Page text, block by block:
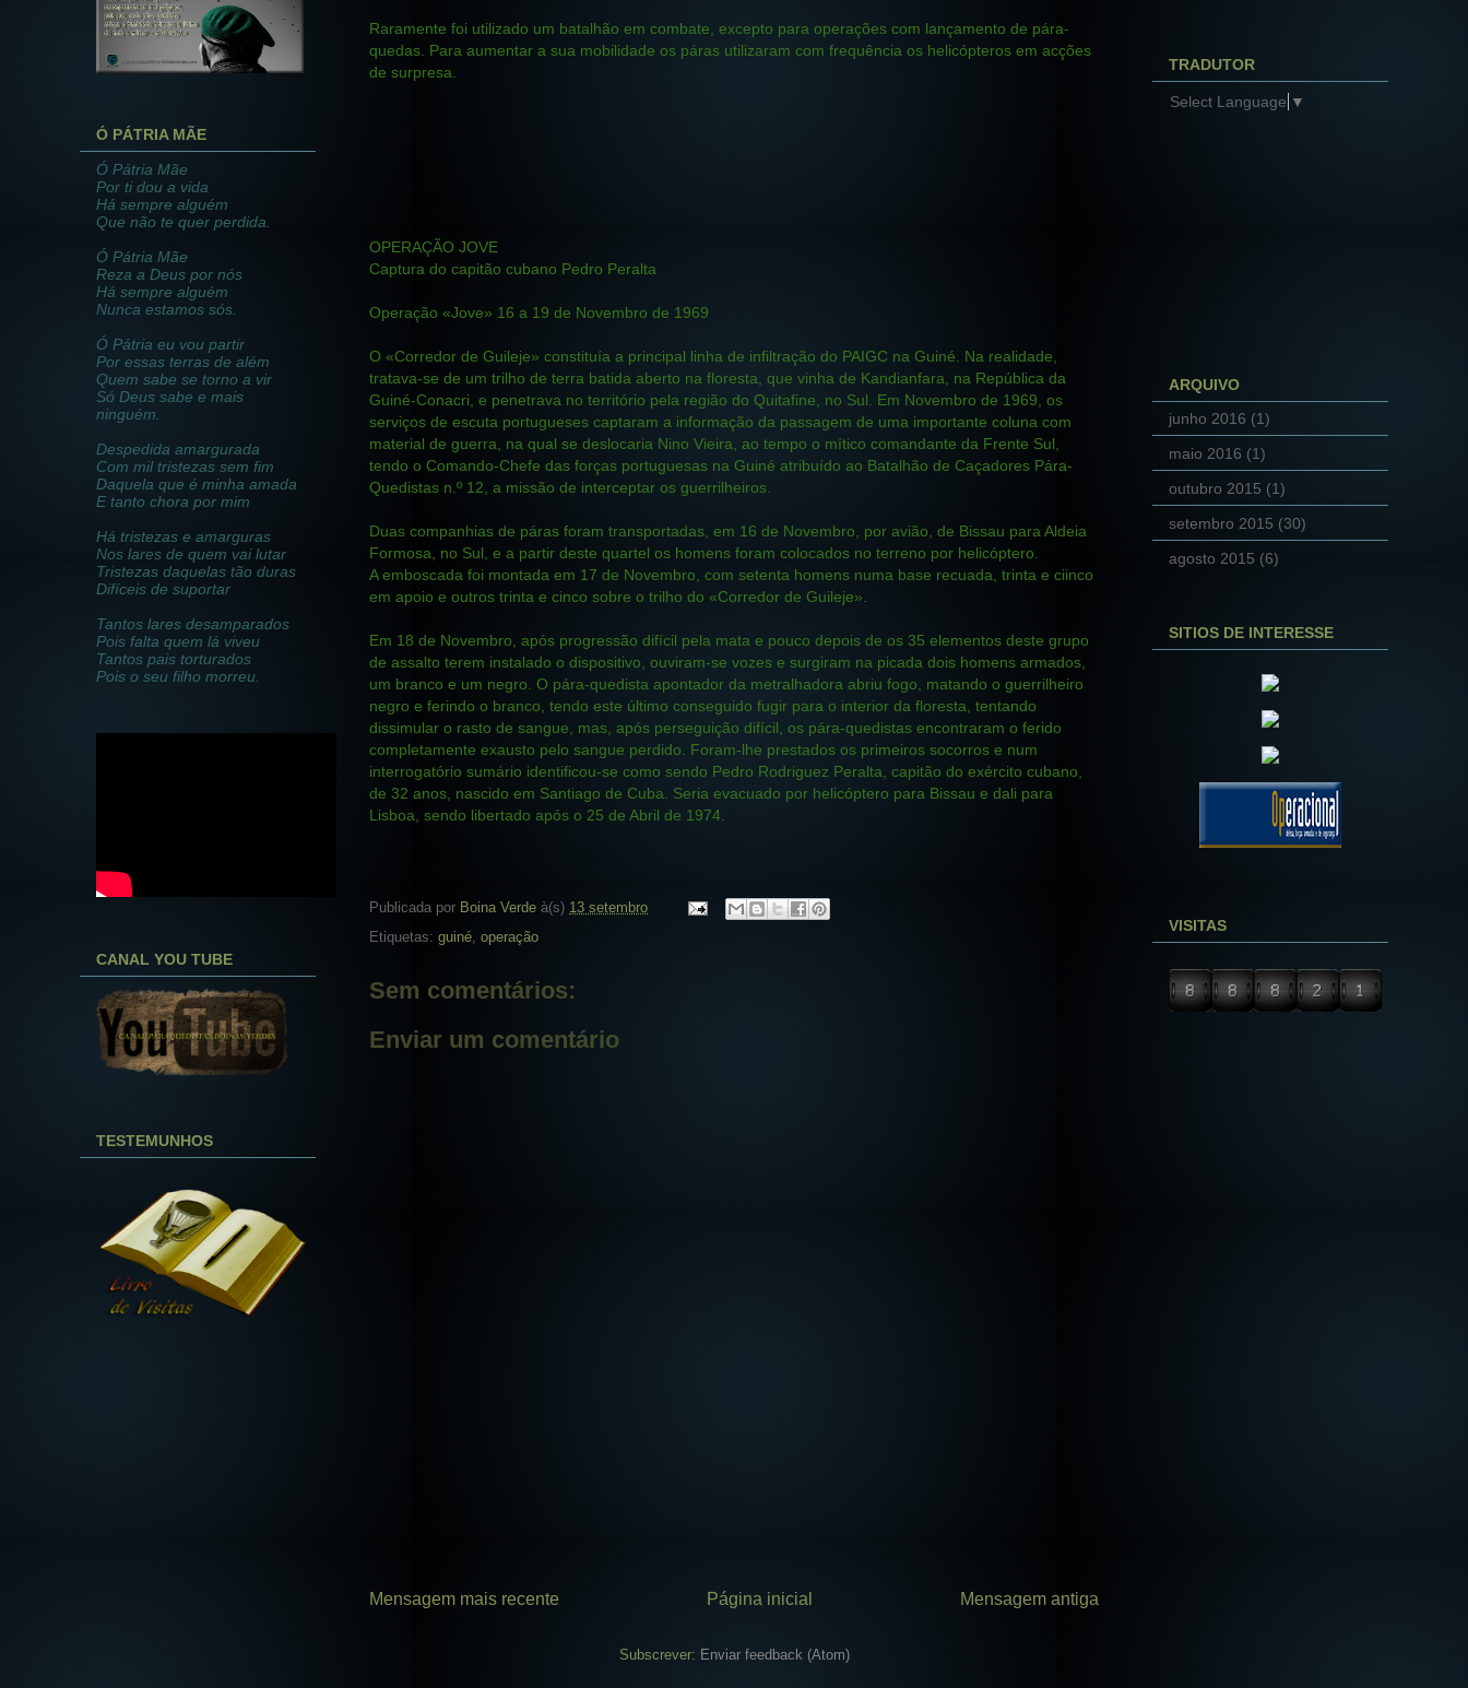
Raramente foi utilizado um batalhão em combate, excepto para operações com lançamento de pára-
quedas. Para aumentar a sua mobilidade os páras utilizaram com frequência os helicópteros em acções
de surpresa.
OPERAÇÃO JOVE
Captura do capitão cubano Pedro Peralta
Operação «Jove» 16 a 19 de Novembro de 1969
O «Corredor de Guileje» constituía a principal linha de infiltração do PAIGC na Guiné. Na realidade,
tratava-se de um trilho de terra batida aberto na floresta, que vinha de Kandianfara, na República da
Guiné-Conacri, e penetrava no território pela região do Quitafine, no Sul. Em Novembro de 1969, os
serviços de escuta portugueses captaram a informação da passagem de uma importante coluna com
material de guerra, na qual se deslocaria Nino Vieira, ao tempo o mítico comandante da Frente Sul,
tendo o Comando-Chefe das forças portuguesas na Guiné atribuído ao Batalhão de Caçadores Pára-
Quedistas n.º 12, a missão de interceptar os guerrilheiros.
Duas companhias de páras foram transportadas, em 16 de Novembro, por avião, de Bissau para Aldeia
Formosa, no Sul, e a partir deste quartel os homens foram colocados no terreno por helicóptero.
A emboscada foi montada em 17 de Novembro, com setenta homens numa base recuada, trinta e ciinco
em apoio e outros trinta e cinco sobre o trilho do «Corredor de Guileje».
Em 18 de Novembro, após progressão difícil pela mata e pouco depois de os 35 elementos deste grupo
de assalto terem instalado o dispositivo, ouviram-se vozes e surgiram na picada dois homens armados,
um branco e um negro. O pára-quedista apontador da metralhadora abriu fogo, matando o guerrilheiro
negro e ferindo o branco, tendo este último conseguido fugir para o interior da floresta, tentando
dissimular o rasto de sangue, mas, após perseguição difícil, os pára-quedistas encontraram o ferido
completamente exausto pelo sangue perdido. Foram-lhe prestados os primeiros socorros e num
interrogatório sumário identificou-se como sendo Pedro Rodriguez Peralta, capitão do exército cubano,
de 32 anos, nascido em Santiago de Cuba. Seria evacuado por helicóptero para Bissau e dali para
Lisboa, sendo libertado após o 25 de Abril de 1974.
Publicada por Boina Verde à(s) 13 setembro
Etiquetas: guiné operação
Sem comentários:
Enviar um comentário
Mensagem mais recente Mensagem antiga
Página inicial
Subscrever: Enviar feedback (Atom)
Ó PÁTRIA MÃE
Ó Pátria Mãe
Por ti dou a vida
Há sempre alguém
Que não te quer perdida.
Ó Pátria Mãe
Reza a Deus por nós
Há sempre alguém
Nunca estamos sós.
Ó Pátria eu vou partir
Por essas terras de além
Quem sabe se torno a vir
Só Deus sabe e mais
ninguém.
Despedida amargurada
Com mil tristezas sem fim
Daquela que é minha amada
E tanto chora por mim
Há tristezas e amarguras
Nos lares de quem vai lutar
Tristezas daquelas tão duras
Difíceis de suportar
Tantos lares desamparados
Pois falta quem lá viveu
Tantos pais torturados
Pois o seu filho morreu.
CANAL YOU TUBE
TESTEMUNHOS
TRADUTOR
Select Language ▼
ARQUIVO
junho 2016 (1)
maio 2016 (1)
outubro 2015 (1)
setembro 2015 (30)
agosto 2015 (6)
SITIOS DE INTERESSE
VISITAS